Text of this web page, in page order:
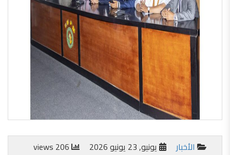
الأخبار يونيو, 23 يونيو 2026